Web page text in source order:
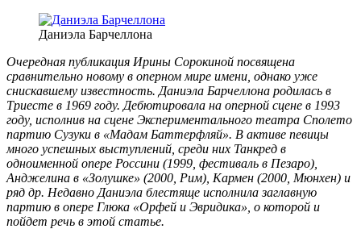
Даниэла Барчеллона
Очередная публикация Ирины Сорокиной посвящена
сравнительно новому в оперном мире имени, однако уже
снискавшему известность. Даниэла Барчеллона родилась в
Триесте в 1969 году. Дебютировала на оперной сцене в 1993
году, исполнив на сцене Экспериментального театра Сполето
партию Сузуки в «Мадам Баттерфляй». В активе певицы
много успешных выступлений, среди них Танкред в
одноименной опере Россини (1999, фестиваль в Пезаро),
Анджелина в «Золушке» (2000, Рим), Кармен (2000, Мюнхен) и
ряд др. Недавно Даниэла блестяще исполнила заглавную
партию в опере Глюка «Орфей и Эвридика», о которой и
пойдет речь в этой статье.